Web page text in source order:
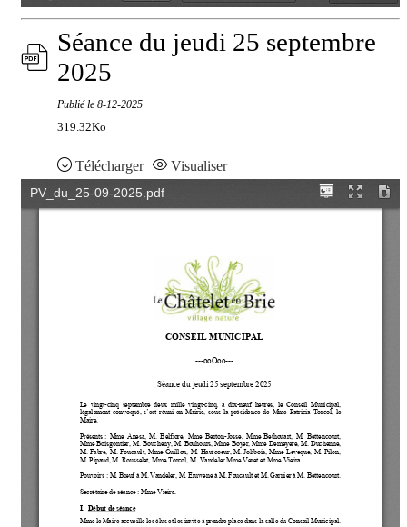
Séance du jeudi 25 septembre
2025
Publié le 8-12-2025
319.32Ko
Télécharger Visualiser